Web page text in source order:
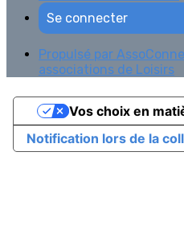
Se connecter
Propulsé par
associations de Loisirs
Notification lors de la
Vos choix en